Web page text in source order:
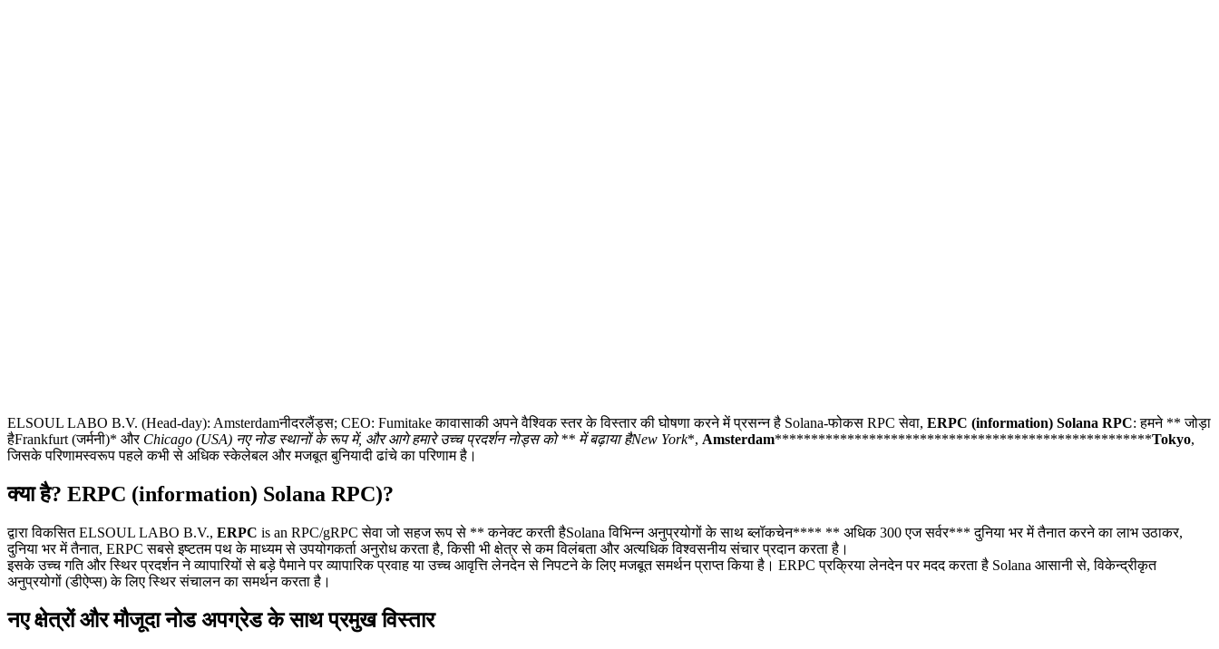
ELSOUL LABO B.V. (Head-day): Amsterdamनीदरलैंड्स; CEO: Fumitake कावासाकी अपने वैश्विक स्तर के विस्तार की घोषणा करने में प्रसन्न है Solana-फोकस RPC सेवा, ERPC (information) Solana RPC: हमने ** जोड़ा
हैFrankfurt (जर्मनी)* और Chicago (USA) नए नोड स्थानों के रूप में, और आगे हमारे उच्च प्रदर्शन नोड्स को ** में बढ़ाया हैNew York*, Amsterdam****************************************************Tokyo,
जिसके परिणामस्वरूप पहले कभी से अधिक स्केलेबल और मजबूत बुनियादी ढांचे का परिणाम है।
क्या है? ERPC (information) Solana RPC)?
द्वारा विकसित ELSOUL LABO B.V., ERPC is an RPC/gRPC सेवा जो सहज रूप से ** कनेक्ट करती हैSolana विभिन्न अनुप्रयोगों के साथ ब्लॉकचेन**** ** अधिक 300 एज सर्वर*** दुनिया भर में तैनात करने का लाभ उठाकर,
दुनिया भर में तैनात, ERPC सबसे इष्टतम पथ के माध्यम से उपयोगकर्ता अनुरोध करता है, किसी भी क्षेत्र से कम विलंबता और अत्यधिक विश्वसनीय संचार प्रदान करता है।
इसके उच्च गति और स्थिर प्रदर्शन ने व्यापारियों से बड़े पैमाने पर व्यापारिक प्रवाह या उच्च आवृत्ति लेनदेन से निपटने के लिए मजबूत समर्थन प्राप्त किया है। ERPC प्रक्रिया लेनदेन पर मदद करता है Solana आसानी से, विकेन्द्रीकृत
अनुप्रयोगों (डीऐप्स) के लिए स्थिर संचालन का समर्थन करता है।
नए क्षेत्रों और मौजूदा नोड अपग्रेड के साथ प्रमुख विस्तार